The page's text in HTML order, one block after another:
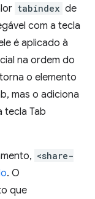
tabindex de
com a tecla
é aplicado à
na ordem do
o elemento
mas o adiciona
tecla Tab
<share-
. O
que